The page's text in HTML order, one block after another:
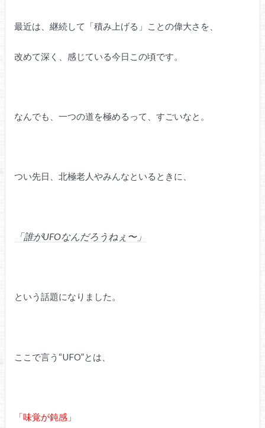
最近は、継続して「積み上げる」ことの偉大さを、
改めて深く、感じている今日この頃です。
なんでも、一つの道を極めるって、すごいなと。
つい先日、北極老人やみんなといるときに、
「誰がUFOなんだろうねぇ〜」
という話題になりました。
ここで言う“UFO”とは、
「味覚が鈍感」